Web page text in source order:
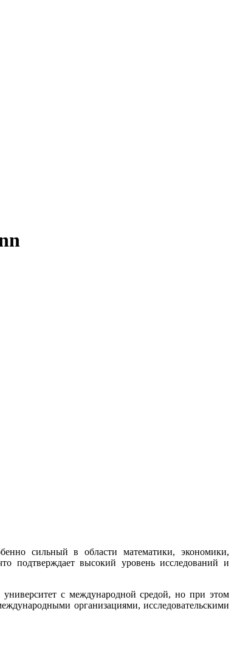
сильный в области математики, экономики,
подтверждает высокий уровень исследований и
с международной средой, но при этом
организациями, исследовательскими